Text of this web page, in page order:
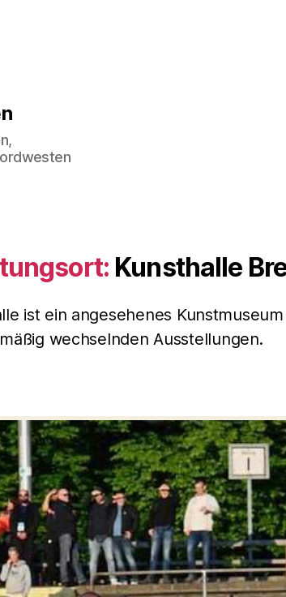
Kunsthalle
ist ein angesehenes
wechselnden Ausstellungen.